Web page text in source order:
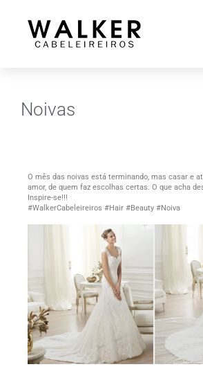
Noivas
O mês das noivas está terminando, mas casar e
amor, de quem faz escolhas certas. O que acha
Inspire-se!!!
#WalkerCabeleireiros #Hair #Beauty #Noiva